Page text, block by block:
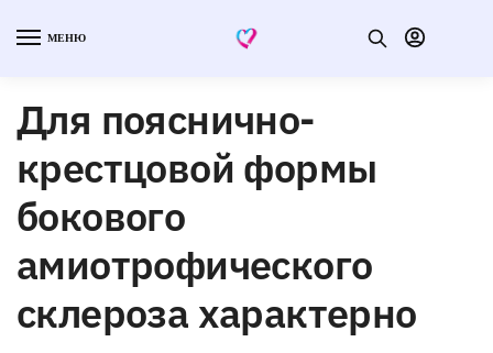
МЕНЮ
Для пояснично-
крестцовой формы
бокового
амиотрофического
склероза характерно